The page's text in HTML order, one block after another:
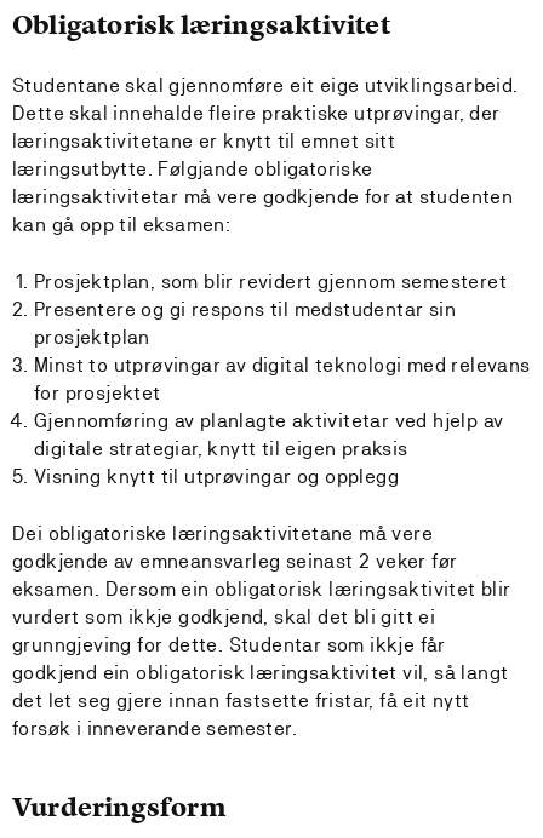
Obligatorisk læringsaktivitet
Studentane skal gjennomføre eit eige utviklingsarbeid.
Dette skal innehalde fleire praktiske utprøvingar, der
læringsaktivitetane er knytt til emnet sitt
læringsutbytte. Følgjande obligatoriske
læringsaktivitetar må vere godkjende for at studenten
kan gå opp til eksamen:
Prosjektplan, som blir revidert gjennom semesteret
Presentere og gi respons til medstudentar sin
prosjektplan
Minst to utprøvingar av digital teknologi med relevans
for prosjektet
Gjennomføring av planlagte aktivitetar ved hjelp av
digitale strategiar, knytt til eigen praksis
Visning knytt til utprøvingar og opplegg
Dei obligatoriske læringsaktivitetane må vere
godkjende av emneansvarleg seinast 2 veker før
eksamen. Dersom ein obligatorisk læringsaktivitet blir
vurdert som ikkje godkjend, skal det bli gitt ei
grunngjeving for dette. Studentar som ikkje får
godkjend ein obligatorisk læringsaktivitet vil, så langt
det let seg gjere innan fastsette fristar, få eit nytt
forsøk i inneverande semester.
Vurderingsform